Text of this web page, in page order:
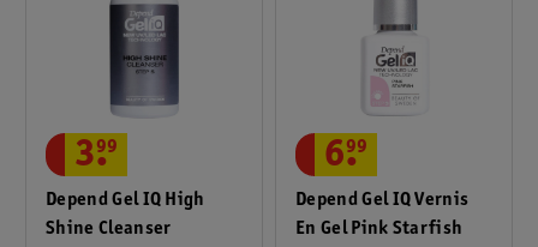
Depend Gel IQ High
Shine Cleanser
3.
99
Depend Gel IQ Vernis
En Gel Pink Starfish
6.
99